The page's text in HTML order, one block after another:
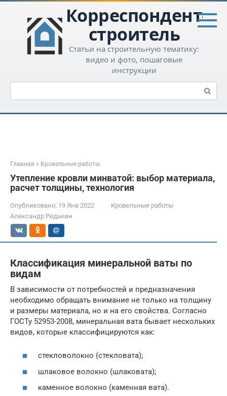
Перейти
контенту
Корреспондент-
строитель
Статьи на строительную тематику:
видео и фото, пошаговые
инструкции
Поиск:
Главная » Кровельные работы
Утепление кровли минватой: выбор материала,
расчет толщины, технология
Опубликовано: 19 Янв 2022
Кровельные работы
Александр Редькин
Классификация минеральной ваты по
видам
В зависимости от потребностей и предназначения
необходимо обращать внимание не только на толщину
и размеры материала, но и на его свойства. Согласно
ГОСТу 52953-2008, минеральная вата бывает нескольких
видов, которые классифицируются как:
стекловолокно (стекловата);
шлаковое волокно (шлаковата);
каменное волокно (каменная вата).